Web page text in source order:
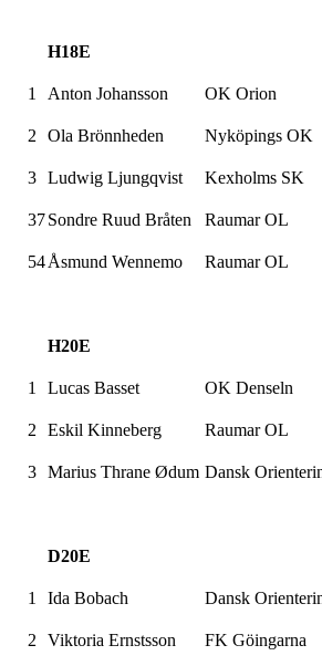
H18E
1 Anton Johansson OK Orion
2 Ola Brönnheden Nyköpings OK
3 Ludwig Ljungqvist Kexholms SK
37Sondre Ruud Bråten RaumarOL
54Åsmund Wennemo RaumarOL
H20E
1 Lucas Basset OK Denseln
2 Eskil Kinneberg RaumarOL
3 Marius Thrane Ødum Dansk
D20E
1 Ida Bobach Dansk
2 Viktoria Ernstsson FK Göingarna